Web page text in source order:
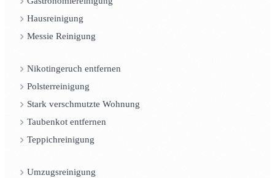
Hausreinigung
Messie Reinigung
Nikotingeruch entfernen
Polsterreinigung
Stark verschmutzte Wohnung
Taubenkot entfernen
Teppichreinigung
Umzugsreinigung